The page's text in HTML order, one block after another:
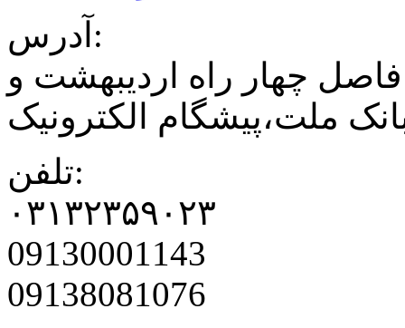
آدرس:
چهار راه اردیبهشت و
ملت،پیشگام الکترونیک
تلفن:
۰۳۱۳۲۳۵۹۰۲۳
09130001143
09138081076